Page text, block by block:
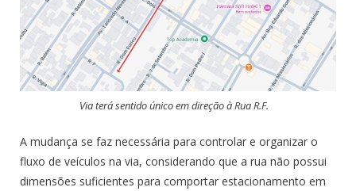
Via terá sentido único em direção à Rua R.F.
A mudança se faz necessária para controlar e organizar o
fluxo de veículos na via, considerando que a rua não possui
dimensões suficientes para comportar estacionamento em